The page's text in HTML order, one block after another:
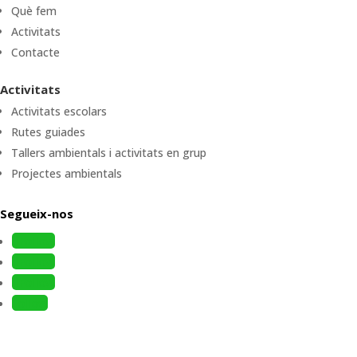
Què fem
Activitats
Contacte
Activitats
Activitats escolars
Rutes guiades
Tallers ambientals i activitats en grup
Projectes ambientals
Segueix-nos
Follow
Follow
Follow
Follow